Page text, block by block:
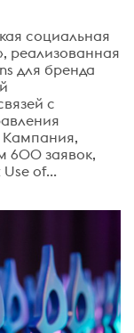
социальная
реализованная
для бренда
с
Кампания,
600 заявок,
of...